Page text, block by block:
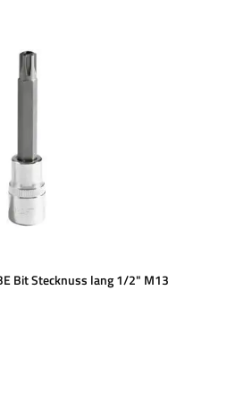
Bit Stecknuss lang 1/2" M13